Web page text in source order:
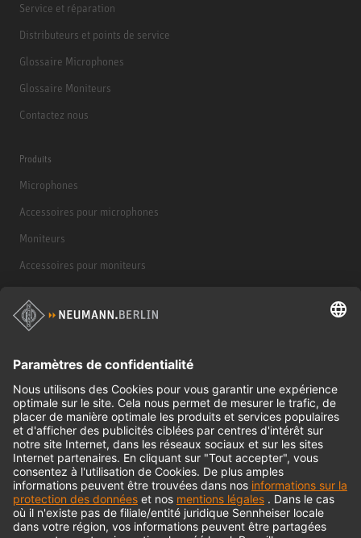
Service et réparation
Distributeurs et points de service
Glossaire Microphones
Glossaire Moniteurs
Contactez nous
Produits
Microphones
Accessoires pour microphones
Moniteurs
Accessoires pour moniteurs
Produits historiques